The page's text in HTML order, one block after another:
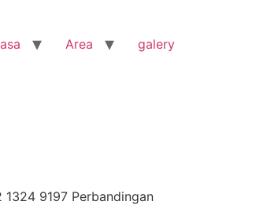
Area galery
9197 Perbandingan